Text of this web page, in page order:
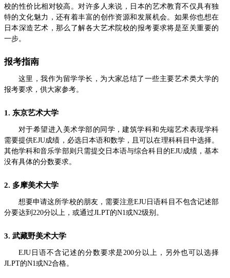
校的性价比相对较高。对许多人来说，日本的艺术教育不仅具有独
特的文化魅力，还有着丰富的创作资源和发展机会。如果你也想在
日本深造艺术，那么了解各大艺术院校的报考要求将是至关重要的
一步。
报考指南
这里，我作为留学学长，为大家总结了一些主要艺术类大学的
报考要求，供大家参考。
1. 东京艺术大学
对于希望进入美术学部的同学，建筑学科和先端艺术表现学科
需要提供EJU成绩，必选日本语和数学，且可以在理科科目中选择。
其他学科和音乐学部则只需提交日本语与综合科目的EJU成绩，基本
没有具体的分数要求。
2. 多摩美术大学
想要申请这所学校的朋友，需要注意EJU日语科目不包含记述部
分要达到220分以上，或通过JLPT的N1或N2级别。
3. 武藏野美术大学
EJU日语不含记述的分数要求是200分以上，另外也可以选择
JLPT的N1或N2合格。